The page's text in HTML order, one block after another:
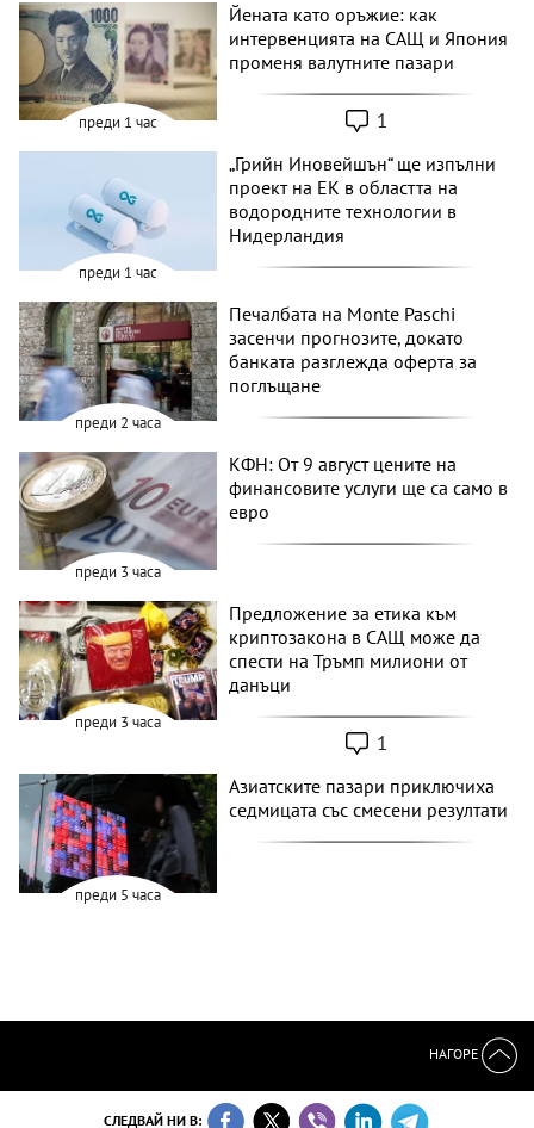
преди 1 час
Йената като оръжие: как
интервенцията на САЩ и Япония
променя валутните пазари
1
преди 1 час
„Грийн Иновейшън“ ще изпълни
проект на ЕК в областта на
водородните технологии в
Нидерландия
преди 2 часа
Печалбата на Monte Paschi
засенчи прогнозите, докато
банката разглежда оферта за
поглъщане
преди 3 часа
КФН: От 9 август цените на
финансовите услуги ще са само в
евро
преди 3 часа
Предложение за етика към
криптозакона в САЩ може да
спести на Тръмп милиони от
данъци
1
преди 5 часа
Азиатските пазари приключиха
седмицата със смесени резултати
НАГОРЕ
СЛЕДВАЙ НИ В: